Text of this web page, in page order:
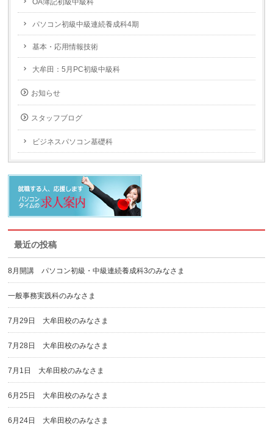
OA簿記初級中級科
パソコン初級中級連続養成科4期
基本・応用情報技術
大牟田：5月PC初級中級科
お知らせ
スタッフブログ
ビジネスパソコン基礎科
最近の投稿
8月開講 パソコン初級・中級連続養成科3のみなさま
一般事務実践科のみなさま
7月29日 大牟田校のみなさま
7月28日 大牟田校のみなさま
7月1日 大牟田校のみなさま
6月25日 大牟田校のみなさま
6月24日 大牟田校のみなさま